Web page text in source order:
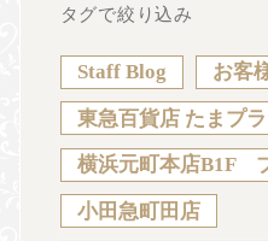
News Blog
タグで絞り込み
Staff Blog お客
東急百貨店 たまプ
横浜元町本店B1F
小田急町田店